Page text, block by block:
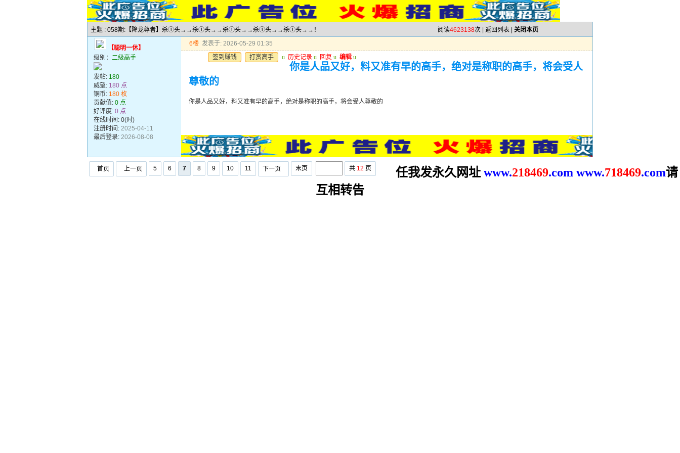
主题 : 058期:【降龙尊者】杀①头→→杀①头→→杀①头→→杀①头→→杀①头→→！ 阅读4623138次 | 返回列表 关闭本页
【聪明一休】
级别： 二级高手
发帖: 180
威望: 180 点
铜币: 180 枚
贡献值: 0 点
好评度: 0 点
在线时间: 0(时)
注册时间: 2025-04-11
最后登录: 2026-08-08
6楼 发表于: 2026-05-29 01:35
签到赚钱
打赏高手 u 历史记录 u 回复 u 编辑 u
你是人品又好，料又准有早的高手，绝对是称职的高手，将会受人
尊敬的
你是人品又好，料又准有早的高手，绝对是称职的高手，将会受人尊敬的
首页 上一页 5 6 7 8 9 10 11 下一页 末页 共 12 页 任我发永久网址 www.218469.com www.718469.com请
互相转告